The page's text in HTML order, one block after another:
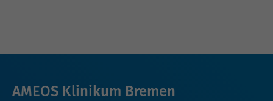
AMEOS Klinikum Bremen